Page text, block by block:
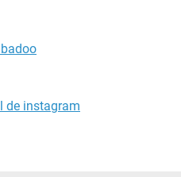
de instagram